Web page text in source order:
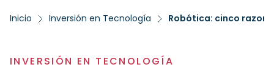
Inicio Inversión en Tecnología Robótica: cinco
INVERSIÓN EN TECNOLOGÍA